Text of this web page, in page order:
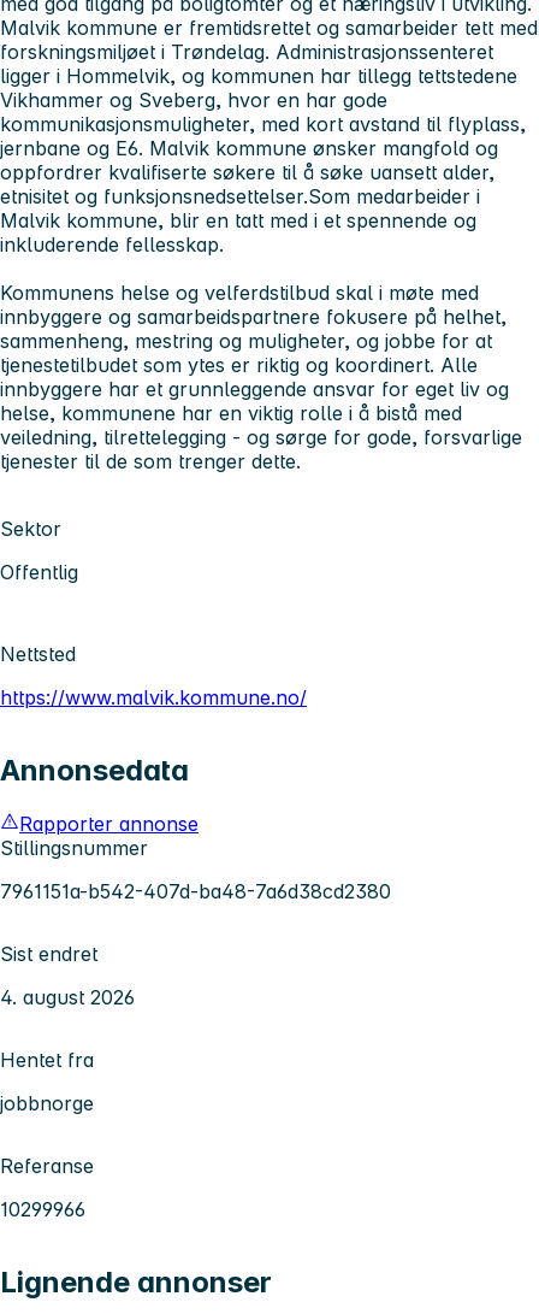
Malvik kommune er fremtidsrettet og samarbeider tett med
forskningsmiljøet i Trøndelag. Administrasjonssenteret
ligger i Hommelvik, og kommunen har tillegg tettstedene
Vikhammer og Sveberg, hvor en har gode
kommunikasjonsmuligheter, med kort avstand til flyplass,
jernbane og E6. Malvik kommune ønsker mangfold og
oppfordrer kvalifiserte søkere til å søke uansett alder,
etnisitet og funksjonsnedsettelser.Som medarbeider i
Malvik kommune, blir en tatt med i et spennende og
inkluderende fellesskap.
Kommunens helse og velferdstilbud skal i møte med
innbyggere og samarbeidspartnere fokusere på helhet,
sammenheng, mestring og muligheter, og jobbe for at
tjenestetilbudet som ytes er riktig og koordinert. Alle
innbyggere har et grunnleggende ansvar for eget liv og
helse, kommunene har en viktig rolle i å bistå med
veiledning, tilrettelegging - og sørge for gode, forsvarlige
tjenester til de som trenger dette.
Sektor
Offentlig
Nettsted
https://www.malvik.kommune.no/
Annonsedata
Rapporter annonse
Stillingsnummer
7961151a-b542-407d-ba48-7a6d38cd2380
Sist endret
4. august 2026
Hentet fra
jobbnorge
Referanse
10299966
Lignende annonser